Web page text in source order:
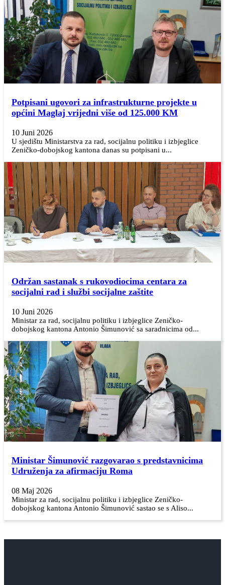
Potpisani ugovori za infrastrukturne projekte u
općini Maglaj vrijedni više od 125.000 KM
10 Juni 2026
U sjedištu Ministarstva za rad, socijalnu politiku i izbjeglice
Zeničko-dobojskog kantona danas su potpisani u...
Održan sastanak s rukovodiocima centara za
socijalni rad i službi socijalne zaštite
10 Juni 2026
Ministar za rad, socijalnu politiku i izbjeglice Zeničko-
dobojskog kantona Antonio Šimunović sa saradnicima od...
Ministar Šimunović razgovarao s predstavnicima
Udruženja za afirmaciju Roma
08 Maj 2026
Ministar za rad, socijalnu politiku i izbjeglice Zeničko-
dobojskog kantona Antonio Šimunović sastao se s Aliso...